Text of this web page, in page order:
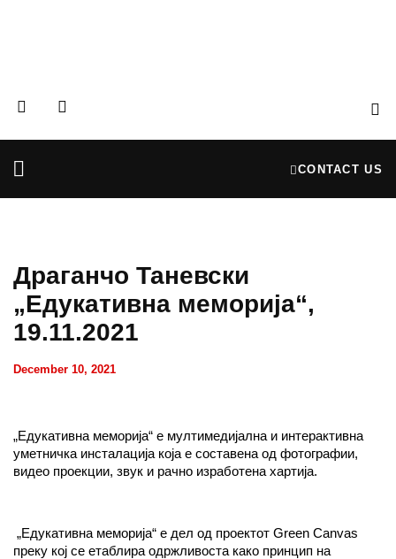
CONTACT US
Драганчо Таневски
„Едукативна меморија“,
19.11.2021
December 10, 2021
„Едукативна меморија“ е мултимедијална и интерактивна
уметничка инсталација која е составена од фотографии,
видео проекции, звук и рачно изработена хартија.
„Едукативна меморија“ е дел од проектот Green Canvas
преку кој се етаблира одржливоста како принцип на